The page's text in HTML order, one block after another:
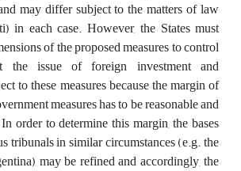
may differ subject to the matters of law
in each case. However, the States must
of the proposed measures to control
the issue of foreign investment and
to these measures because the margin of
measures has to be reasonable and
order to determine this margin, the bases
tribunals in similar circumstances (e.g. the
may be refined and accordingly, the